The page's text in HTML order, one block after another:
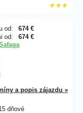
od:
674 €
od:
674 €
a popis zájazdu »
dňové